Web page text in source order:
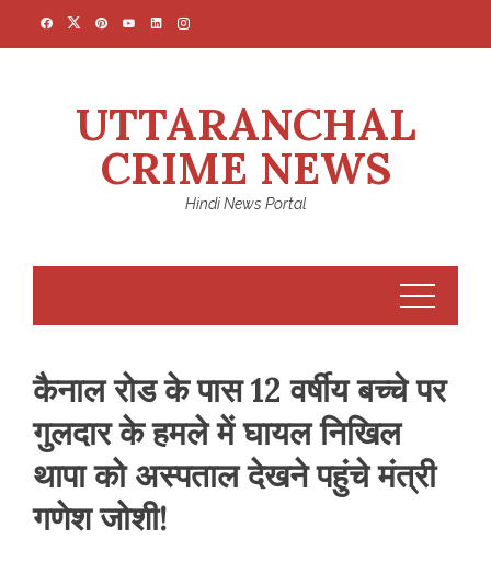
UTTARANCHAL
CRIME NEWS
Hindi News Portal
कैनाल रोड के पास 12 वर्षीय बच्चे पर
गुलदार के हमले में घायल निखिल
थापा को अस्पताल देखने पहुंचे मंत्री
गणेश जोशी!